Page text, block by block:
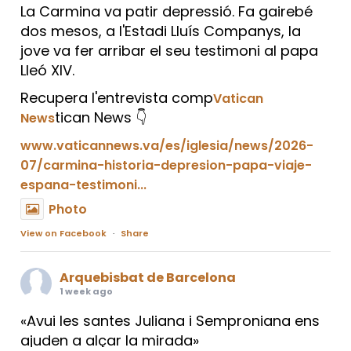
La Carmina va patir depressió. Fa gairebé
dos mesos, a l'Estadi Lluís Companys, la
jove va fer arribar el seu testimoni al papa
Lleó XIV.
Recupera l'entrevista compVatican
Newstican News 👇
www.vaticannews.va/es/iglesia/news/2026-
07/carmina-historia-depresion-papa-viaje-
espana-testimoni...
Photo
View on Facebook · Share
Arquebisbat de Barcelona
1 week ago
«Avui les santes Juliana i Semproniana ens
ajuden a alçar la mirada»